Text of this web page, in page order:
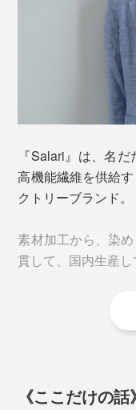
ンスのなせる技。
ループを連続させ
ット生地を、染め
ュッと圧縮するよ
とがないほどグイ
さらに、汗をかい
いて、ムレずベタ
って体温がスッと
が続きます。
紫外線防止、吸水
は、繰り返し洗濯
『Salari』は、名
高機能繊維を供給
クトリーブランド。
素材加工から、染
貫して、国内生産し
《ここだけの